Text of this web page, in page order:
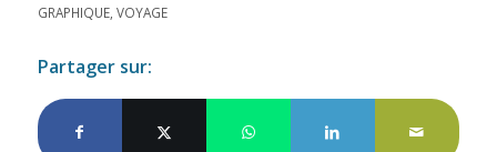
GRAPHIQUE, VOYAGE
Partager sur: